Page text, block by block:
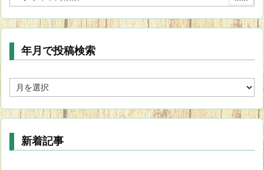
年月で投稿検索
月
で
投
稿
索
新着記事